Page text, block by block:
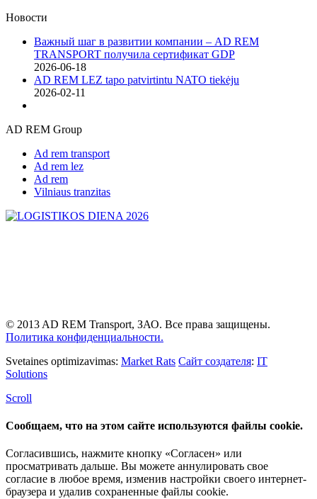
Новости
Важный шаг в развитии компании – AD REM
TRANSPORT получила сертификат GDP
2026-06-18
AD REM LEZ tapo patvirtintu NATO tiekėju
2026-02-11
AD REM Group
Ad rem transport
Ad rem lez
Ad rem
Vilniaus tranzitas
© 2013 AD REM Transport, ЗАО. Все права защищены.
Политика конфиденциальности.
Svetaines optimizavimas: Market Rats Сайт создателя: IT
Solutions
Scroll
Сообщаем, что на этом сайте используются файлы cookie.
Согласившись, нажмите кнопку «Согласен» или
просматривать дальше. Вы можете аннулировать свое
согласие в любое время, изменив настройки своего интернет-
браузера и удалив сохраненные файлы cookie.